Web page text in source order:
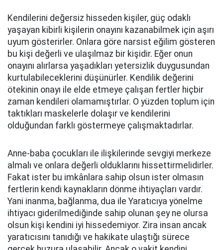
Kendilerini değersiz hisseden kişiler, güç odaklı
yaşayan kibirli kişilerin onayını kazanabilmek için aşırı
uyum gösterirler. Onlara göre narsist eğilim gösteren
bu kişi değerli ve ulaşılmaz bir kişidir. Eğer onun
onayını alırlarsa yaşadıkları yetersizlik duygusundan
kurtulabileceklerini düşünürler. Kendilik değerini
ötekinin onayı ile elde etmeye çalışan fertler hiçbir
zaman kendileri olamamıştırlar. O yüzden toplum için
taktıkları maskelerle dolaşır ve kendilerini
olduğundan farklı göstermeye çalışmaktadırlar.
Anne-baba çocukları ile ilişkilerinde sevgiyi merkeze
almalı ve onlara değerli olduklarını hissettirmelidirler.
Fakat ister bu imkânlara sahip olsun ister olmasın
fertlerin kendi kaynakların dönme ihtiyaçları vardır.
Yani inanma, bağlanma, dua ile Yaratıcıya yönelme
ihtiyacı giderilmediğinde sahip olunan şey ne olursa
olsun kişi kendini iyi hissedemiyor. Zira insan ancak
yaratıcısını tanıdığı ve hakikate ulaştığı sürece